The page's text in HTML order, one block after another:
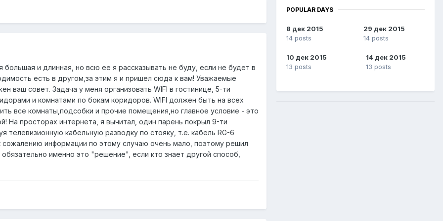
и длинная, но всю ее я рассказывать не буду, если не будет в
есть в другом,за этим я и пришел сюда к вам! Уважаемые
ваш совет. Задача у меня организовать WIFI в гостинице, 5-ти
и комнатами по бокам коридоров. WIFI должен быть на всех
все комнаты,подсобки и прочие помещения,но главное условие - это
На просторах интернета, я вычитал, один парень покрыл 9-ти
телевизионную кабельную разводку по стояку, т.е. кабель RG-6
сожалению информации по этому случаю очень мало, поэтому решил
именно это "решение", если кто знает другой способ,
POPULAR DAYS
8 дек 2015
14 posts
29 дек 2015
14 posts
10 дек 2015
13 posts
14 дек 2015
13 posts